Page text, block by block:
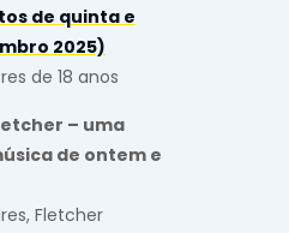
de quinta e
2025)
de 18 anos
– uma
de ontem e
Fletcher